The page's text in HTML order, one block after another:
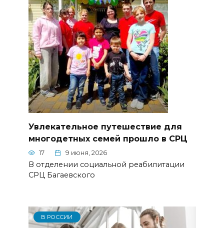
Увлекательное путешествие для
многодетных семей прошло в СРЦ
17 9 июня, 2026
В отделении социальной реабилитации
СРЦ Багаевского
В РОССИИ